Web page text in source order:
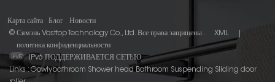
Карта сайта Блог
Новости
© Сямэнь Vasttop Technology Co., Ltd. Все права защищены .
XML
политика конфиденциальности
IPv6 ПОДДЕРЖИВАЕТСЯ СЕТЬЮ
Links :Gowlybathroom Shower head Bathroom Suspending Sliding door